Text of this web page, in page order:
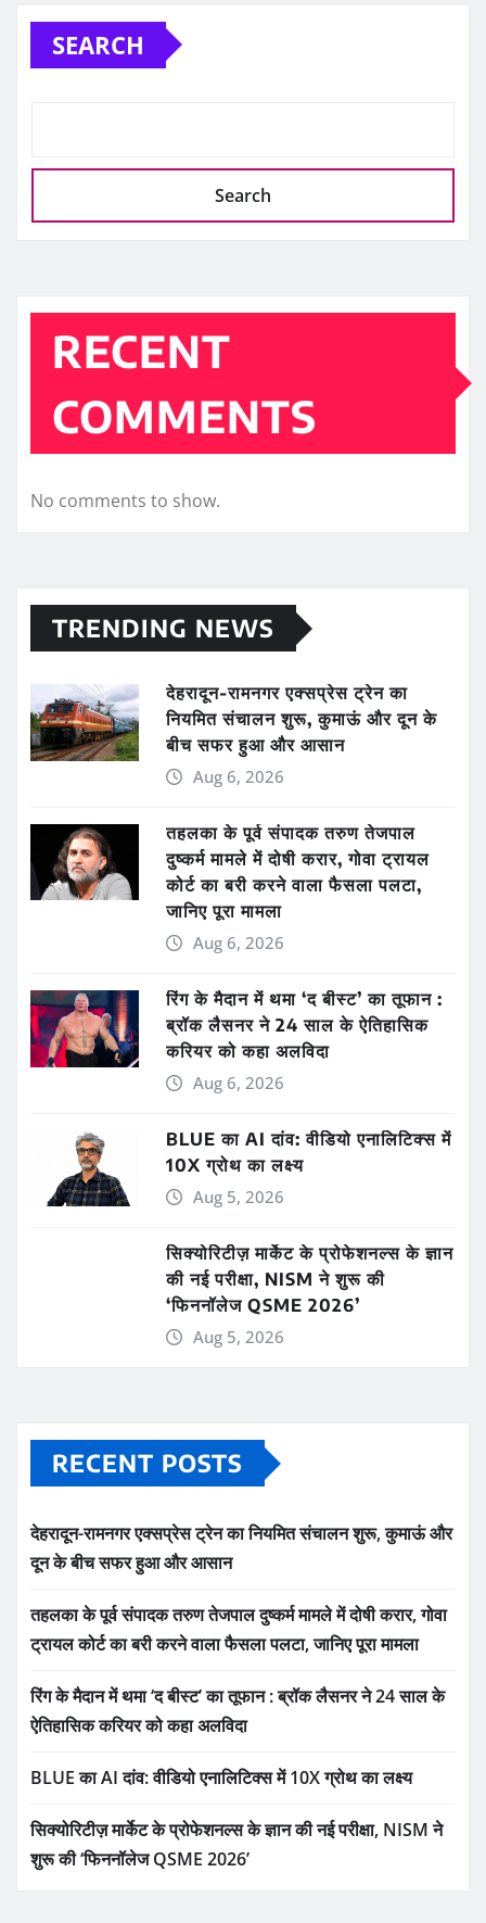
SEARCH
Search
RECENT
COMMENTS
No comments to show.
TRENDING NEWS
देहरादून-रामनगर एक्सप्रेस ट्रेन का
नियमित संचालन शुरू, कुमाऊं और दून के
बीच सफर हुआ और आसान
Aug 6, 2026
तहलका के पूर्व संपादक तरुण तेजपाल
दुष्कर्म मामले में दोषी करार, गोवा ट्रायल
कोर्ट का बरी करने वाला फैसला पलटा,
जानिए पूरा मामला
Aug 6, 2026
रिंग के मैदान में थमा ‘द बीस्ट’ का तूफान :
ब्रॉक लैसनर ने 24 साल के ऐतिहासिक
करियर को कहा अलविदा
Aug 6, 2026
BLUE का AI दांव: वीडियो एनालिटिक्स में
10X ग्रोथ का लक्ष्य
Aug 5, 2026
सिक्योरिटीज़ मार्केट के प्रोफेशनल्स के ज्ञान
की नई परीक्षा, NISM ने शुरू की
‘फिननॉलेज QSME 2026’
Aug 5, 2026
RECENT POSTS
देहरादून-रामनगर एक्सप्रेस ट्रेन का नियमित संचालन शुरू, कुमाऊं और
दून के बीच सफर हुआ और आसान
तहलका के पूर्व संपादक तरुण तेजपाल दुष्कर्म मामले में दोषी करार, गोवा
ट्रायल कोर्ट का बरी करने वाला फैसला पलटा, जानिए पूरा मामला
रिंग के मैदान में थमा ‘द बीस्ट’ का तूफान : ब्रॉक लैसनर ने 24 साल के
ऐतिहासिक करियर को कहा अलविदा
BLUE का AI दांव: वीडियो एनालिटिक्स में 10X ग्रोथ का लक्ष्य
सिक्योरिटीज़ मार्केट के प्रोफेशनल्स के ज्ञान की नई परीक्षा, NISM ने
शुरू की ‘फिननॉलेज QSME 2026’